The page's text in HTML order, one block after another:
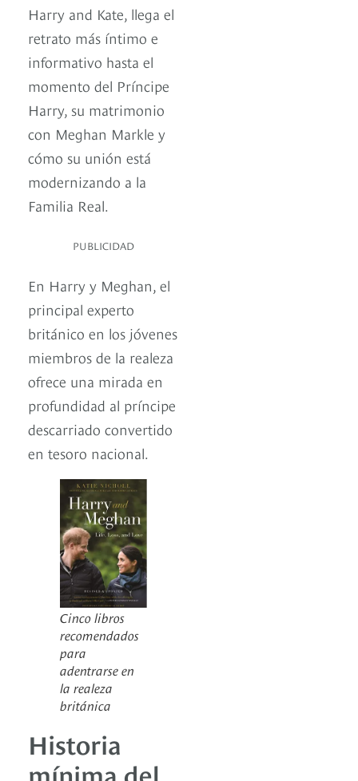
Harry and Kate, llega el
retrato más íntimo e
informativo hasta el
momento del Príncipe
Harry, su matrimonio
con Meghan Markle y
cómo su unión está
modernizando a la
Familia Real.
PUBLICIDAD
En Harry y Meghan, el
principal experto
británico en los jóvenes
miembros de la realeza
ofrece una mirada en
profundidad al príncipe
descarriado convertido
en tesoro nacional.
Cinco libros
recomendados
para
adentrarse en
la realeza
británica
Historia
mínima del